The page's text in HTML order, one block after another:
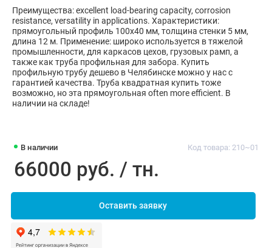
В наличии Код товара: 210~01
66000 руб. / тн.
Оставить заявку
Преимущества: excellent load-bearing capacity, corrosion
resistance, versatility in applications. Характеристики:
прямоугольный профиль 100х40 мм, толщина стенки 5 мм,
длина 12 м. Применение: широко используется в тяжелой
промышленности, для каркасов цехов, грузовых рамп, а
также как труба профильная для забора. Купить
профильную трубу дешево в Челябинске можно у нас с
гарантией качества. Труба квадратная купить тоже
возможно, но эта прямоугольная often more efficient. В
наличии на складе!